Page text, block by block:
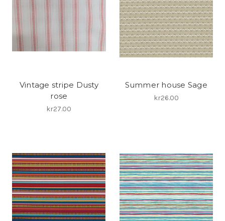
Vintage stripe Dusty
rose
kr27.00
Summer house Sage
kr26.00